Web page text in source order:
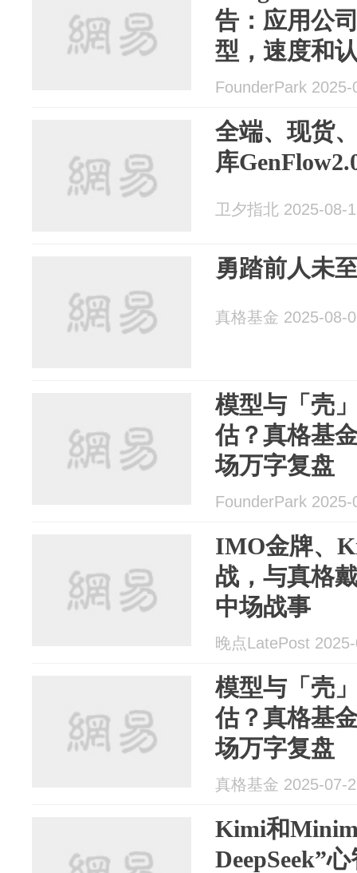
告：应用公
型，速度和
FounderPark 2025-
全端、现货
库
卫夕指北 2025-08-
勇踏前人未
真格基金 2025-08-
模型与「壳
估？真格基
场万字复盘
FounderPark 2025-
IMO金牌、
战，与真格
中场战事
晚点LatePost
模型与「壳
估？真格基
场万字复盘
真格基金 2025-07-
Kimi和
DeepSeek”